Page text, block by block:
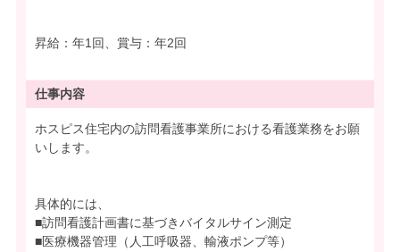
昇給：年1回、賞与：年2回
仕事内容
ホスピス住宅内の訪問看護事業所における看護業務をお願
いします。
具体的には、
■訪問看護計画書に基づきバイタルサイン測定
■医療機器管理（人工呼吸器、輸液ポンプ等）